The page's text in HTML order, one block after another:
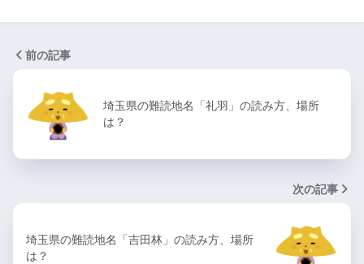
前の記事
埼玉県の難読地名「礼羽」の読み方、場所
は？
次の記事
埼玉県の難読地名「吉田林」の読み方、場所
は？